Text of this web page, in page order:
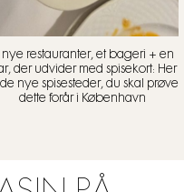
nye restauranter, et bageri + en
der udvider med spisekort: Her
nye spisesteder, du skal prøve
dette forår i København